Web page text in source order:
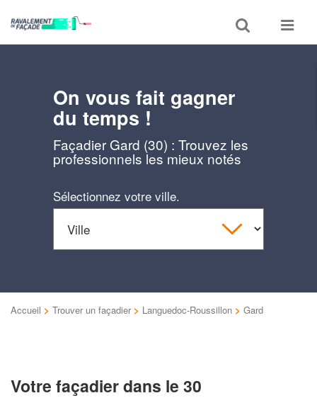
Toggle
search
Toggle
On vous fait gagner
du temps !
Façadier Gard (30) : Trouvez les
professionnels les mieux notés
Sélectionnez votre ville.
Accueil > Trouver un façadier > Languedoc-Roussillon > Gard
Votre façadier dans le 30